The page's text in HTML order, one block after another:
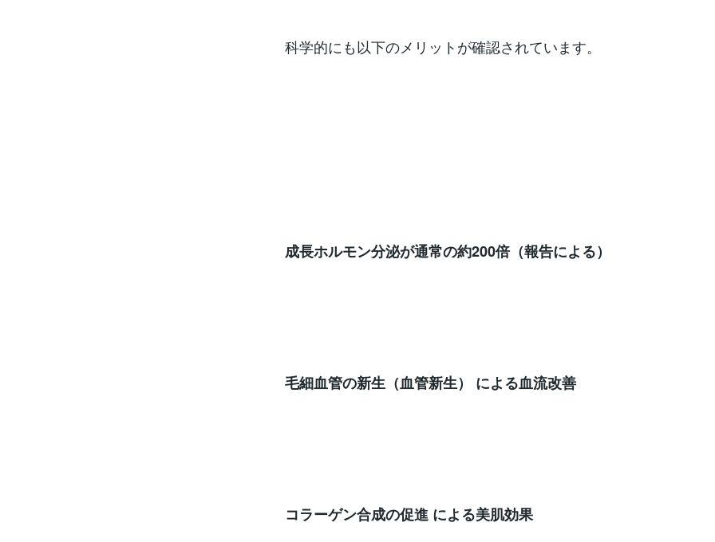
科学的にも以下のメリットが確認されています。
成長ホルモン分泌が通常の約200倍（報告による）
毛細血管の新生（血管新生） による血流改善
コラーゲン合成の促進 による美肌効果